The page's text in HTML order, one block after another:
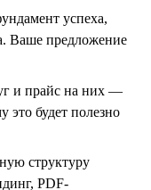
успеха,
Ваше предложение
и прайс на них —
это будет полезно
структуру
PDF-